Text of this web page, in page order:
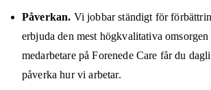
Påverkan. Vi jobbar ständigt för
erbjuda den mest högkvalitativa omsorgen
medarbetare på Forenede Care får du
påverka hur vi arbetar.